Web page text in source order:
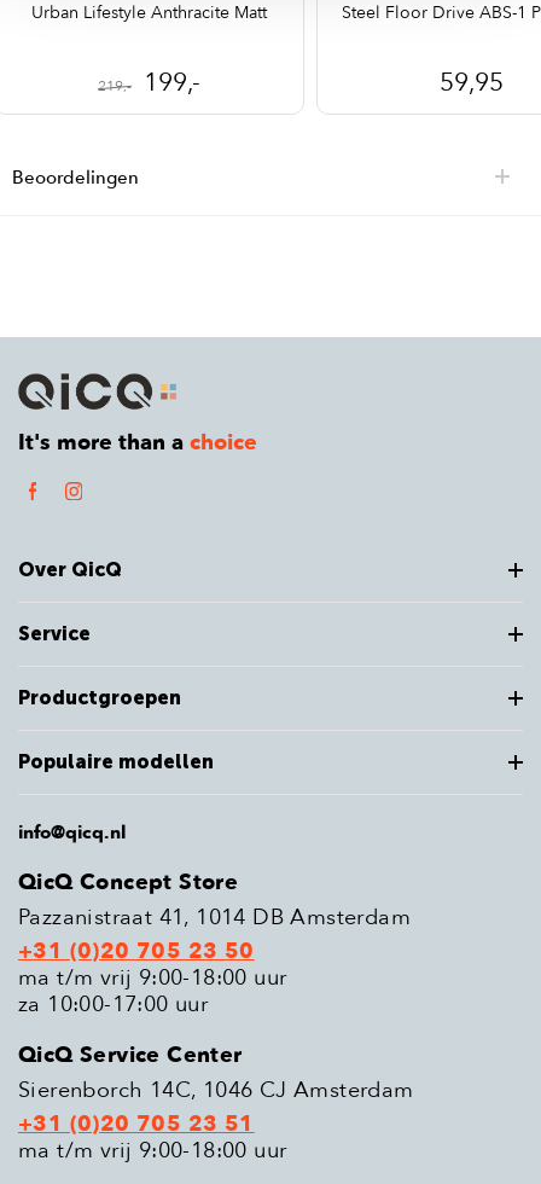
Urban Lifestyle Anthracite Matt
219,- 199,-
Steel Floor Drive ABS-1
59,95
Beoordelingen
It's more than a choice
Over QicQ
Service
Productgroepen
Populaire modellen
info@qicq.nl
QicQ Concept Store
Pazzanistraat 41, 1014 DB Amsterdam
+31 (0)20 705 23 50
ma t/m vrij 9:00-18:00 uur
za 10:00-17:00 uur
QicQ Service Center
Sierenborch 14C, 1046 CJ Amsterdam
+31 (0)20 705 23 51
ma t/m vrij 9:00-18:00 uur